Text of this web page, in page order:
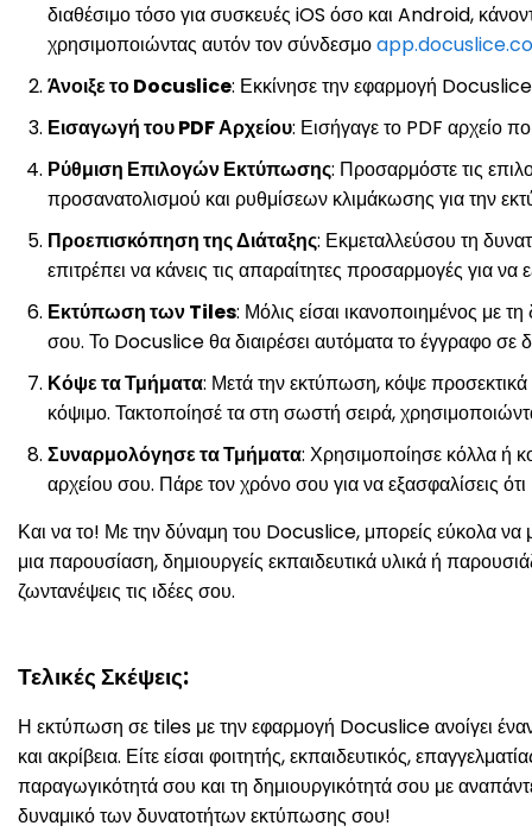
διαθέσιμο τόσο για συσκευές iOS όσο και Android,
χρησιμοποιώντας αυτόν τον σύνδεσμο
Άνοιξε το Docuslice: Εκκίνησε την εφαρμογή Docuslice
Εισαγωγή του PDF Αρχείου: Εισήγαγε το PDF αρχείο
Ρύθμιση Επιλογών Εκτύπωσης: Προσαρμόστε τις
προσανατολισμού και ρυθμίσεων κλιμάκωσης για την
Προεπισκόπηση της Διάταξης: Εκμεταλλεύσου τη
επιτρέπει να κάνεις τις απαραίτητες προσαρμογές για
Εκτύπωση των Tiles: Μόλις είσαι ικανοποιημένος με
σου. Το Docuslice θα διαιρέσει αυτόματα το έγγραφο σε
Κόψε τα Τμήματα: Μετά την εκτύπωση, κόψε προσεκτικά
κόψιμο. Τακτοποίησέ τα στη σωστή σειρά,
Συναρμολόγησε τα Τμήματα: Χρησιμοποίησε κόλλα ή
αρχείου σου. Πάρε τον χρόνο σου για να εξασφαλίσεις
Και να το! Με την δύναμη του Docuslice, μπορείς εύκολα να
μια παρουσίαση, δημιουργείς εκπαιδευτικά υλικά ή
ζωντανέψεις τις ιδέες σου.
Τελικές Σκέψεις:
Η εκτύπωση σε tiles με την εφαρμογή Docuslice ανοίγει
και ακρίβεια. Είτε είσαι φοιτητής, εκπαιδευτικός,
παραγωγικότητά σου και τη δημιουργικότητά σου με
δυναμικό των δυνατοτήτων εκτύπωσης σου!